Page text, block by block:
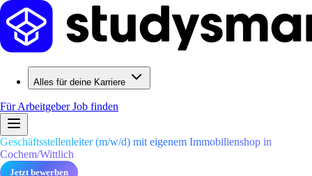
Alles für deine Karriere
Für ArbeitgeberJob finden
Geschäftsstellenleiter (m/w/d) mit eigenem Immobilienshop in
Cochem/Wittlich
Jetzt bewerben